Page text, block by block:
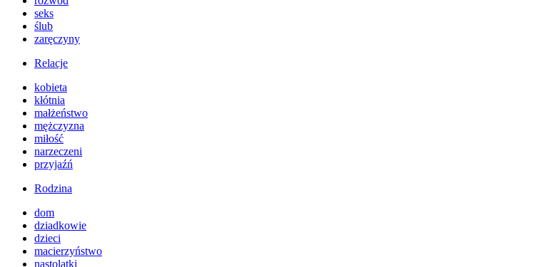
seks
ślub
zaręczyny
Relacje
kobieta
kłótnia
małżeństwo
mężczyzna
miłość
narzeczeni
przyjaźń
Rodzina
dom
dziadkowie
dzieci
macierzyństwo
nastolatki